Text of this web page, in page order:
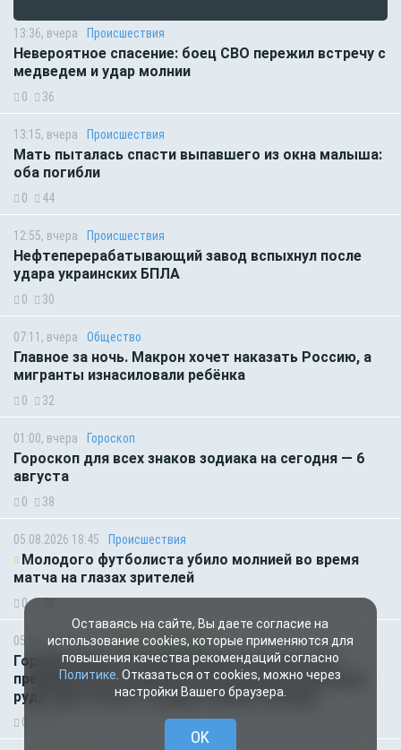
13:36, вчера Происшествия
Невероятное спасение: боец СВО пережил встречу с
медведем и удар молнии
0 36
13:15, вчера Происшествия
Мать пыталась спасти выпавшего из окна малыша:
оба погибли
0 44
12:55, вчера Происшествия
Нефтеперерабатывающий завод вспыхнул после
удара украинских БПЛА
0 30
07:11, вчера Общество
Главное за ночь. Макрон хочет наказать Россию, а
мигранты изнасиловали ребёнка
0 32
01:00, вчера Гороскоп
Гороскоп для всех знаков зодиака на сегодня — 6
августа
0 38
05.08.2026 18:45 Происшествия
Молодого футболиста убило молнией во время
матча на глазах зрителей
0 78
05.08.2026 14:35 Новости партнёров
Горняки одного из крупнейших в России и СНГ
предприятий по добыче и обогащению железной
руды удостоены государственных наград
0
Оставаясь на сайте, Вы даете согласие на
использование cookies, которые применяются для
повышения качества рекомендаций согласно
Политике . Отказаться от cookies, можно через
настройки Вашего браузера.
OK